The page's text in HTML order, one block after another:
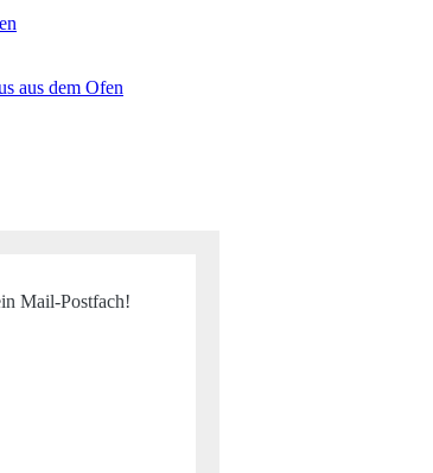
aus dem Ofen
Mail-Postfach!